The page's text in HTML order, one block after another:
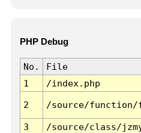
PHP Debug
No. File
1
/index.php
2 /source/function/
3 /source/class/